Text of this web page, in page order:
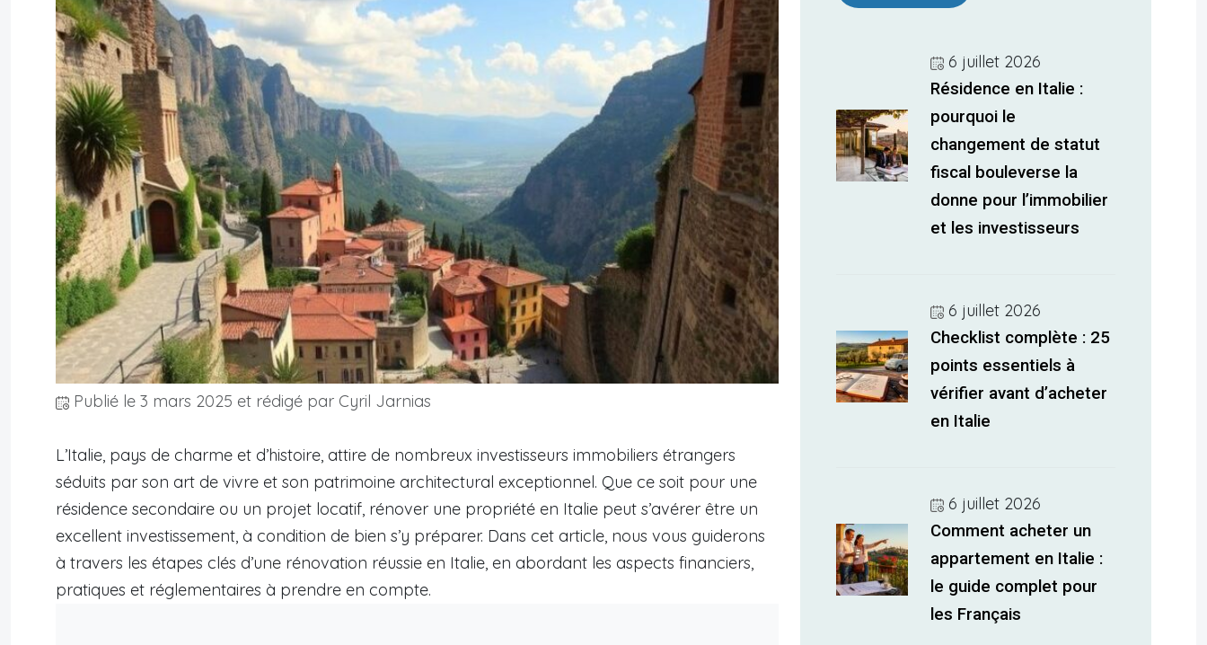
Publié le 3 mars 2025 et rédigé par Cyril Jarnias
L’Italie, pays de charme et d’histoire, attire de nombreux investisseurs immobiliers étrangers
séduits par son art de vivre et son patrimoine architectural exceptionnel. Que ce soit pour une
résidence secondaire ou un projet locatif, rénover une propriété en Italie peut s’avérer être un
excellent investissement, à condition de bien s’y préparer. Dans cet article, nous vous guiderons
à travers les étapes clés d’une rénovation réussie en Italie, en abordant les aspects financiers,
pratiques et réglementaires à prendre en compte.
6 juillet 2026
Résidence en Italie :
pourquoi le
changement de statut
fiscal bouleverse la
donne pour l’immobilier
et les investisseurs
6 juillet 2026
Checklist complète : 25
points essentiels à
vérifier avant d’acheter
en Italie
6 juillet 2026
Comment acheter un
appartement en Italie :
le guide complet pour
les Français